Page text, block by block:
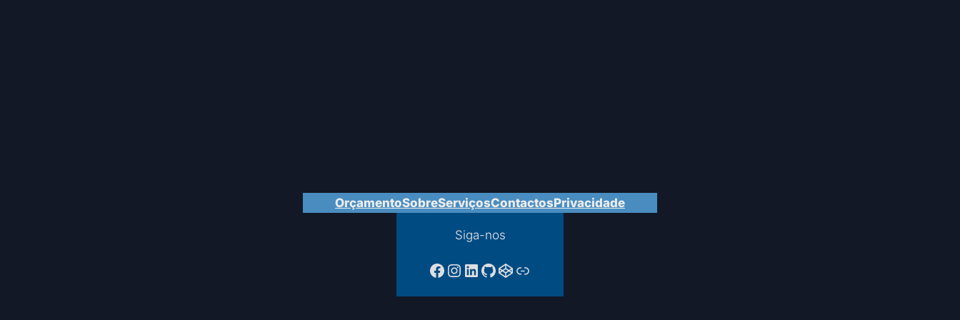
OrçamentoSobreServiçosContactosPrivacidade
Siga-nos
Facebook da PTPAC
Instagram
LinkedIn
GitHub
CodePen
Ligação